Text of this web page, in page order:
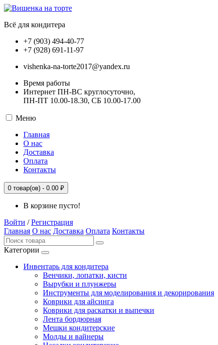
Всё для кондитера
+7 (903) 494-40-77
+7 (928) 691-11-97
vishenka-na-torte2017@yandex.ru
Время работы
Интернет ПН-ВС круглосуточно,
ПН-ПТ 10.00-18.30, СБ 10.00-17.00
Меню
Главная
О нас
Доставка
Оплата
Контакты
0 товар(ов) - 0.00 ₽
В корзине пусто!
Войти /Регистрация
Главная О нас Доставка Оплата Контакты
Категории
Инвентарь для кондитера
Венчики, лопатки, кисти
Вырубки и плунжеры
Инструменты для моделирования и декорирования
Коврики для айсинга
Коврики для раскатки и выпечки
Лента бордюрная
Мешки кондитерские
Молды и вайнеры